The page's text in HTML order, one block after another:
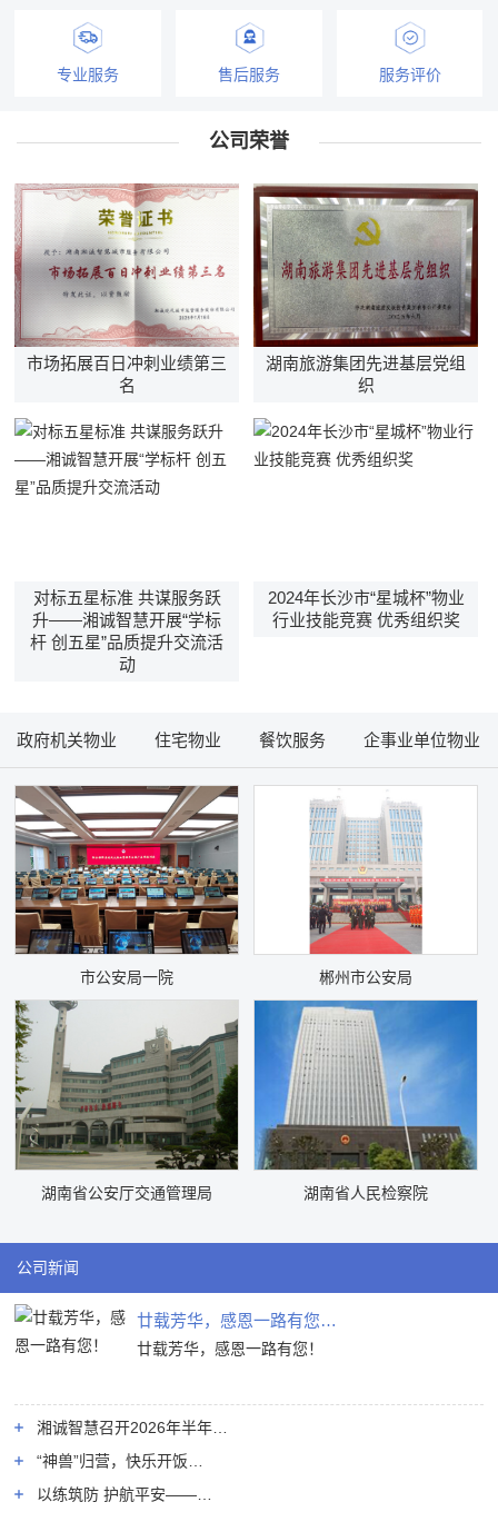
专业服务 售后服务 服务评价
公司荣誉
市场拓展百日冲刺业绩第三
名
湖南旅游集团先进基层党组
织
对标五星标准 共谋服务跃
升——湘诚智慧开展“学标
杆 创五星”品质提升交流活
动
2024年长沙市“星城杯”物业
行业技能竞赛 优秀组织奖
政府机关物业 住宅物业 餐饮服务 企事业单位物业
市公安局一院 郴州市公安局
湖南省公安厅交通管理局 湖南省人民检察院
公司新闻
廿载芳华，感恩一路有您…
廿载芳华，感恩一路有您！
湘诚智慧召开2026年半年…
“神兽”归营，快乐开饭…
以练筑防 护航平安——…